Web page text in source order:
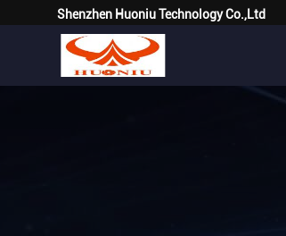
Shenzhen Huoniu Technology Co.,Ltd